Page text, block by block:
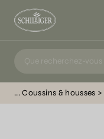
Coussins & housses